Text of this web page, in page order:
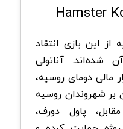
این بازی انتقاد
شده‌اند. آناتولی
مالی دومای روسیه،
بر شهروندان روسیه
پاول دورف،